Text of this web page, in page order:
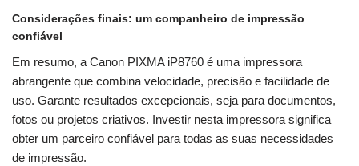
Considerações finais: um companheiro de impressão
confiável
Em resumo, a Canon PIXMA iP8760 é uma impressora
abrangente que combina velocidade, precisão e facilidade de
uso. Garante resultados excepcionais, seja para documentos,
fotos ou projetos criativos. Investir nesta impressora significa
obter um parceiro confiável para todas as suas necessidades
de impressão.